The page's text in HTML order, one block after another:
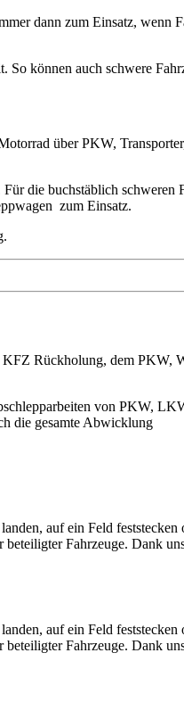
dann zum Einsatz, wenn
. So können auch schwere
über PKW,
die buchstäblich
zum Einsatz.
Rückholung, dem PKW,
von PKW,
die gesamte Abwicklung
auf ein Feld
Fahrzeuge. Dank
auf ein Feld
Fahrzeuge. Dank